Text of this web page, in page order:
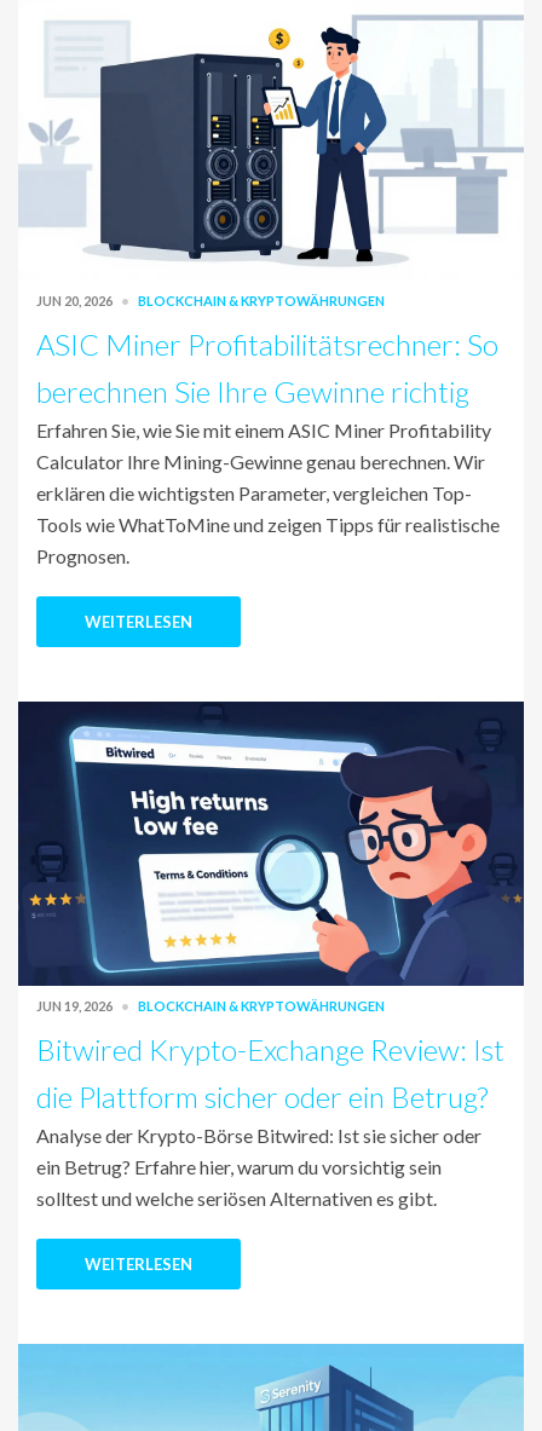
JUN 20, 2026 BLOCKCHAIN & KRYPTOWÄHRUNGEN
ASIC Miner Profitabilitätsrechner: So
berechnen Sie Ihre Gewinne richtig
Erfahren Sie, wie Sie mit einem ASIC Miner Profitability
Calculator Ihre Mining-Gewinne genau berechnen. Wir
erklären die wichtigsten Parameter, vergleichen Top-
Tools wie WhatToMine und zeigen Tipps für realistische
Prognosen.
WEITERLESEN
JUN 19, 2026 BLOCKCHAIN & KRYPTOWÄHRUNGEN
Bitwired Krypto-Exchange Review: Ist
die Plattform sicher oder ein Betrug?
Analyse der Krypto-Börse Bitwired: Ist sie sicher oder
ein Betrug? Erfahre hier, warum du vorsichtig sein
solltest und welche seriösen Alternativen es gibt.
WEITERLESEN